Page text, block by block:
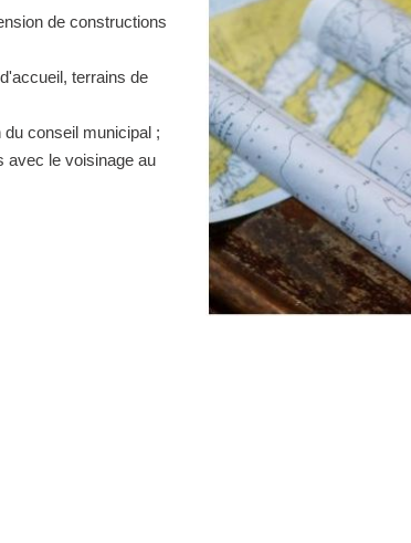
de constructions
terrains de
conseil municipal ;
avec le voisinage au